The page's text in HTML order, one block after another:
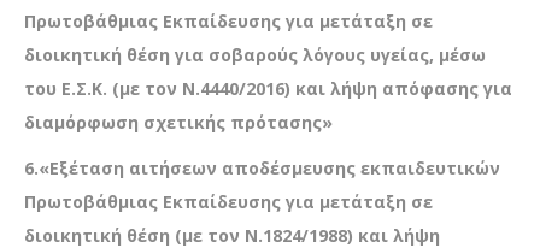
Πρωτοβάθμιας Εκπαίδευσης για μετάταξη σε
διοικητική θέση για σοβαρούς λόγους υγείας, μέσω
του Ε.Σ.Κ. (με τον Ν.4440/2016) και λήψη απόφασης για
διαμόρφωση σχετικής πρότασης»
6.«Εξέταση αιτήσεων αποδέσμευσης εκπαιδευτικών
Πρωτοβάθμιας Εκπαίδευσης για μετάταξη σε
διοικητική θέση (με τον Ν.1824/1988) και λήψη